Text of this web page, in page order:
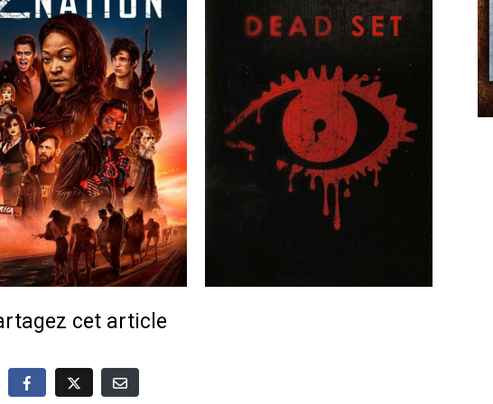
cet article